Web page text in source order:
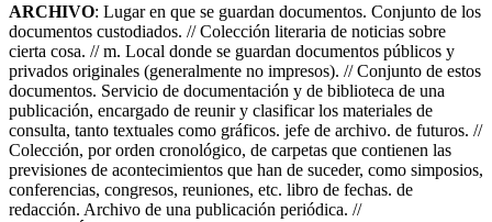
ARCHIVO: Lugar en que se guardan documentos. Conjunto de los
documentos custodiados. // Colección literaria de noticias sobre
cierta cosa. // m. Local donde se guardan documentos públicos y
privados originales (generalmente no impresos). // Conjunto de estos
documentos. Servicio de documentación y de biblioteca de una
publicación, encargado de reunir y clasificar los materiales de
consulta, tanto textuales como gráficos. jefe de archivo. de futuros. //
Colección, por orden cronológico, de carpetas que contienen las
previsiones de acontecimientos que han de suceder, como simposios,
conferencias, congresos, reuniones, etc. libro de fechas. de
redacción. Archivo de una publicación periódica. //